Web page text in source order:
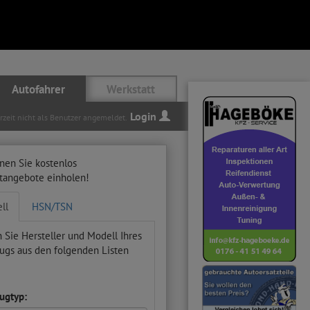
Autofahrer Werkstatt
nicht als Benutzer angemeldet. Login
Sie kostenlos
einholen!
HSN/TSN
Sie Hersteller und Modell Ihres
aus den folgenden Listen